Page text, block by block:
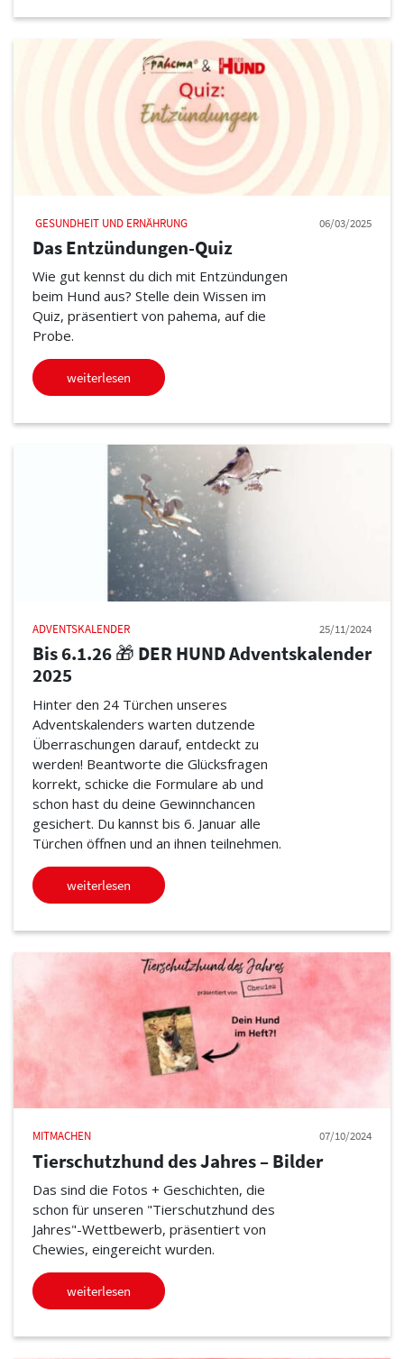
GESUNDHEIT UND ERNÄHRUNG 06/03/2025
Das Entzündungen-Quiz
Wie gut kennst du dich mit Entzündungen
beim Hund aus? Stelle dein Wissen im
Quiz, präsentiert von pahema, auf die
Probe.
weiterlesen
ADVENTSKALENDER 25/11/2024
Bis 6.1.26 🎁 DER HUND Adventskalender
2025
Hinter den 24 Türchen unseres
Adventskalenders warten dutzende
Überraschungen darauf, entdeckt zu
werden! Beantworte die Glücksfragen
korrekt, schicke die Formulare ab und
schon hast du deine Gewinnchancen
gesichert. Du kannst bis 6. Januar alle
Türchen öffnen und an ihnen teilnehmen.
weiterlesen
MITMACHEN 07/10/2024
Tierschutzhund des Jahres – Bilder
Das sind die Fotos + Geschichten, die
schon für unseren "Tierschutzhund des
Jahres"-Wettbewerb, präsentiert von
Chewies, eingereicht wurden.
weiterlesen